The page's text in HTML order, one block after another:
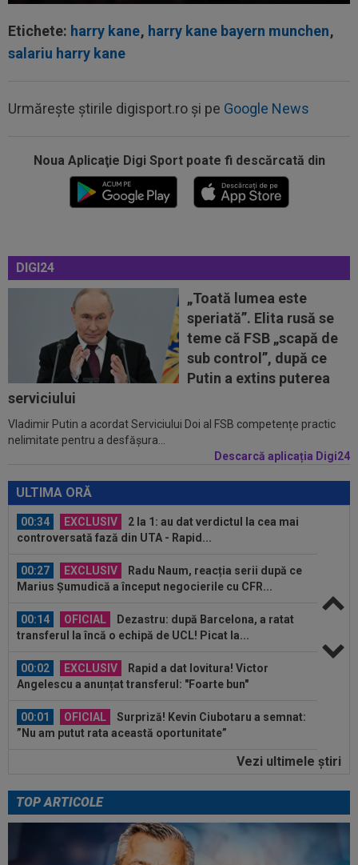
Etichete: harry kane, harry kane bayern munchen,
salariu harry kane
Urmărește știrile digisport.ro și pe Google News
Noua Aplicaţie Digi Sport poate fi descărcată din
DIGI24
„Toată lumea este
speriată”. Elita rusă se
teme că FSB „scapă de
sub control”, după ce
Putin a extins puterea
serviciului
Vladimir Putin a acordat Serviciului Doi al FSB competențe practic
nelimitate pentru a desfășura...
Descarcă aplicația Digi24
ULTIMA ORĂ
EXCLUSIV
Radu Naum, reacția serii după ce
Marius Șumudică a început negocierile cu CFR...
00:02 EXCLUSIV
Rapid a dat lovitura! Victor
Angelescu a anunțat transferul: "Foarte bun"
OFICIAL
Surpriză! Kevin Ciubotaru a semnat:
”Nu am putut rata această oportunitate”
00:00
Rușii îl provoacă pe David Popovici înaintea
Europenelor: ”Va pierde aurul!”...
00:46 VIDEO
Daniel Pancu a ”explodat”, după UTA -
Rapid: ”Mamă, aoleu! Puțin respect nu...
anunțul ÎN DIRECT: ”Îi dau eu lui Gigi unul bun”
00:34 EXCLUSIV
2 la 1: au dat verdictul la cea mai
controversată fază din UTA - Rapid...
00:27 EXCLUSIV
Radu Naum, reacția serii după ce
Marius Șumudică a început negocierile cu CFR...
00:14 OFICIAL
Dezastru: după Barcelona, a ratat
transferul la încă o echipă de UCL! Picat la...
00:02 EXCLUSIV
Rapid a dat lovitura! Victor
Angelescu a anunțat transferul: "Foarte bun"
00:01 OFICIAL
Surpriză! Kevin Ciubotaru a semnat:
”Nu am putut rata această oportunitate”
Rușii îl provoacă pe David Popovici înaintea
00:46 VIDEO
Daniel Pancu a ”explodat”, după UTA -
Rapid: ”Mamă, aoleu! Puțin respect nu...
Vezi ultimele ştiri
TOP ARTICOLE